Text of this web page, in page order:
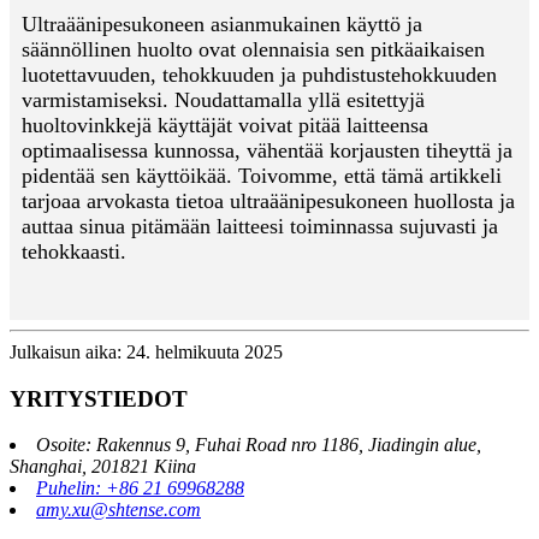
Ultraäänipesukoneen asianmukainen käyttö ja
säännöllinen huolto ovat olennaisia sen pitkäaikaisen
luotettavuuden, tehokkuuden ja puhdistustehokkuuden
varmistamiseksi. Noudattamalla yllä esitettyjä
huoltovinkkejä käyttäjät voivat pitää laitteensa
optimaalisessa kunnossa, vähentää korjausten tiheyttä ja
pidentää sen käyttöikää. Toivomme, että tämä artikkeli
tarjoaa arvokasta tietoa ultraäänipesukoneen huollosta ja
auttaa sinua pitämään laitteesi toiminnassa sujuvasti ja
tehokkaasti.
Julkaisun aika: 24. helmikuuta 2025
YRITYSTIEDOT
Osoite: Rakennus 9, Fuhai Road nro 1186, Jiadingin alue,
Shanghai, 201821 Kiina
Puhelin: +86 21 69968288
amy.xu@shtense.com